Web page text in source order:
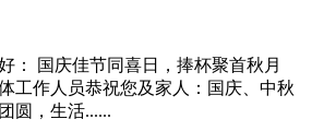
： 国庆佳节同喜日，捧杯聚首秋月
工作人员恭祝您及家人：国庆、中秋
圆，生活......